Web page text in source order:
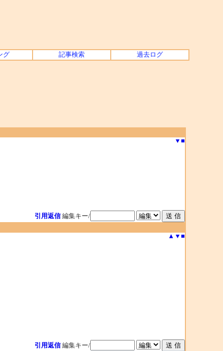
グ 記事検索 過去ログ
▼ ■
引用返信 編集キー/
▲ ▼ ■
引用返信 編集キー/